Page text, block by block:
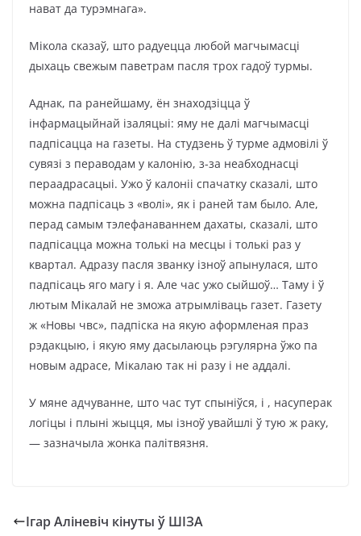
нават да турэмнага».
Мікола сказаў, што радуецца любой магчымасці
дыхаць свежым паветрам пасля трох гадоў турмы.
Аднак, па ранейшаму, ён знаходзіцца ў
інфармацыйнай ізаляцыі: яму не далі магчымасці
падпісацца на газеты. На студзень ў турме адмовілі ў
сувязі з пераводам у калонію, з-за неабходнасці
пераадрасацыі. Ужо ў калоніі спачатку сказалі, што
можна падпісаць з «волі», як і раней там было. Але,
перад самым тэлефанаваннем дахаты, сказалі, што
падпісацца можна толькі на месцы і толькі раз у
квартал. Адразу пасля званку ізноў апынулася, што
падпісаць яго магу і я. Але час ужо сыйшоў… Таму і ў
лютым Мікалай не зможа атрымліваць газет. Газету
ж «Новы чвс», падпіска на якую аформленая праз
рэдакцыю, і якую яму дасылаюць рэгулярна ўжо па
новым адрасе, Мікалаю так ні разу і не аддалі.
У мяне адчуванне, што час тут спыніўся, і , насуперак
логіцы і плыні жыцця, мы ізноў увайшлі ў тую ж раку,
— зазначыла жонка палітвязня.
Ігар Аліневіч кінуты ў ШІЗА